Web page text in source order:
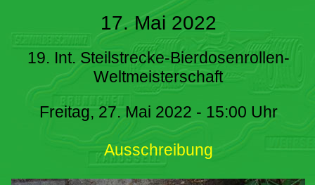
17. Mai 2022
19. Int. Steilstrecke-Bierdosenrollen-
Weltmeisterschaft
Freitag, 27. Mai 2022 - 15:00 Uhr
Ausschreibung